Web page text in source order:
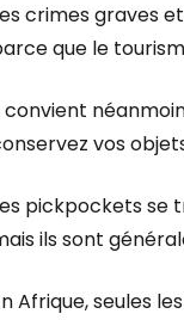
crimes graves
que le
convient
vos
pickpockets se
ils sont
Afrique, seules